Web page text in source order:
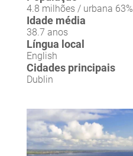
4.8 milhões / urbana 63%
Idade média
38.7 anos
Língua local
English
Cidades principais
Dublin